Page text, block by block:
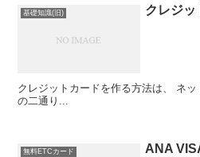
基礎知識(旧) クレジッ
クレジットカードを作る方法は、 ネットで申し込む 店舗で申し込む
の二通り...
無料ETCカード ANA